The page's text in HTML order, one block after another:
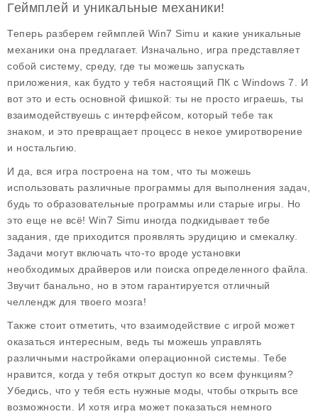
Геймплей и уникальные механики!
Теперь разберем геймплей Win7 Simu и какие уникальные
механики она предлагает. Изначально, игра представляет
собой систему, среду, где ты можешь запускать
приложения, как будто у тебя настоящий ПК с Windows 7. И
вот это и есть основной фишкой: ты не просто играешь, ты
взаимодействуешь с интерфейсом, который тебе так
знаком, и это превращает процесс в некое умиротворение
и ностальгию.
И да, вся игра построена на том, что ты можешь
использовать различные программы для выполнения задач,
будь то образовательные программы или старые игры. Но
это еще не всё! Win7 Simu иногда подкидывает тебе
задания, где приходится проявлять эрудицию и смекалку.
Задачи могут включать что-то вроде установки
необходимых драйверов или поиска определенного файла.
Звучит банально, но в этом гарантируется отличный
челлендж для твоего мозга!
Также стоит отметить, что взаимодействие с игрой может
оказаться интересным, ведь ты можешь управлять
различными настройками операционной системы. Тебе
нравится, когда у тебя открыт доступ ко всем функциям?
Убедись, что у тебя есть нужные моды, чтобы открыть все
возможности. И хотя игра может показаться немного